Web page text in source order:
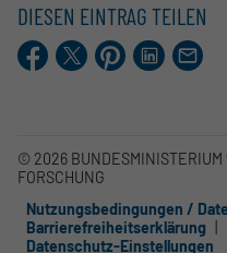
DIESEN EINTRAG TEILEN
Facebook
X.comPinterestLinkedIn
E-
Mail
© 2026
FORSCHUNG
Nutzungsbedingungen /
Barrierefreiheitserklärung
Datenschutz-Einstellungen